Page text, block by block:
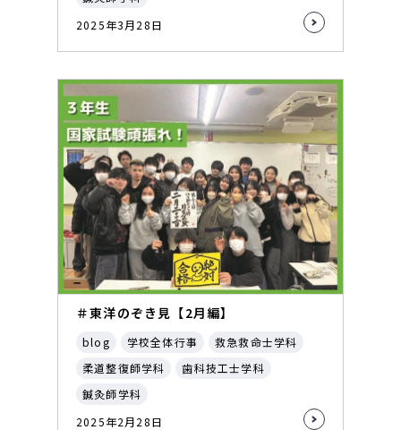
2025年3月28日
＃東洋のぞき見【2月編】
blog 学校全体行事
救急救命士学科
柔道整復師学科
歯科技工士学科
鍼灸師学科
2025年2月28日